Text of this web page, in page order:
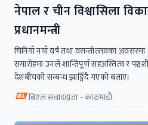
नेपाल र चीन विश्वासिला
प्रधानमन्त्री
चिनियाँ नयाँ वर्ष तथा वसन्तोत्सवका
समारोहमा उनले शान्तिपूर्ण सहअस्तित्व र
देशबीचको सम्बन्ध झाङ्गिँदै गएको बताए।
बिएल संवाददाता - काठमाडाैं